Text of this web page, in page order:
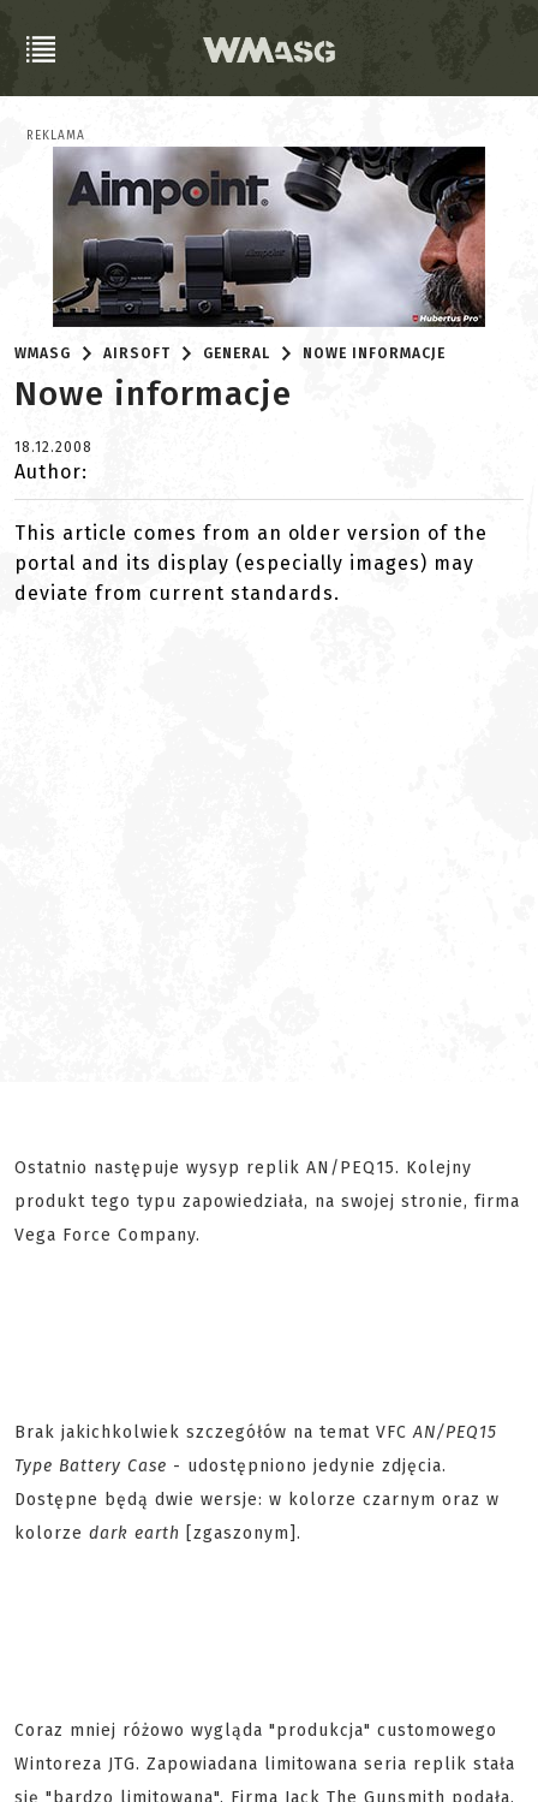
REKLAMA
WMASG AIRSOFT GENERAL NOWE INFORMACJE
Nowe informacje
18.12.2008
Author:
This article comes from an older version of the
portal and its display (especially images) may
deviate from current standards.
Ostatnio następuje wysyp replik AN/PEQ15. Kolejny
produkt tego typu zapowiedziała, na swojej stronie, firma
Vega Force Company.
Brak jakichkolwiek szczegółów na temat VFCAN/PEQ15
Type Battery Case - udostępniono jedynie zdjęcia.
Dostępne będą dwie wersje: w kolorze czarnym oraz w
kolorze dark earth [zgaszonym].
Coraz mniej różowo wygląda "produkcja" customowego
Wintoreza JTG. Zapowiadana limitowana seria replik stała
się "bardzo limitowana". Firma Jack The Gunsmith podała,